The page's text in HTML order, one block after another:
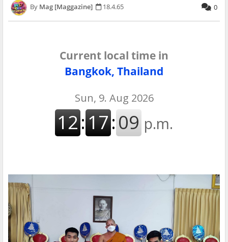
Mag [Maggazine] 18.4.65 0
Current local time in
Bangkok, Thailand